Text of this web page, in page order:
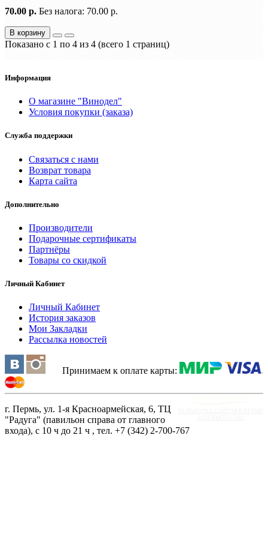
70.00 р. Без налога: 70.00 р.
В корзину
Показано с 1 по 4 из 4 (всего 1 страниц)
Информация
О магазине "Винодел"
Условия покупки (заказа)
Служба поддержки
Связаться с нами
Возврат товара
Карта сайта
Дополнительно
Производители
Подарочные сертификаты
Партнёры
Товары со скидкой
Личный Кабинет
Личный Кабинет
История заказов
Мои Закладки
Рассылка новостей
Принимаем к оплате карты:
г. Пермь, ул. 1-я Красноармейская, 6, ТЦ
"Радуга" (павильон справа от главного
входа), с 10 ч до 21 ч , тел. +7 (342) 2-700-767